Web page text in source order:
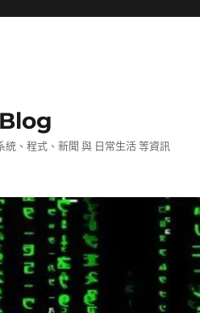
統、程式、新聞 與 日常生活 等資訊